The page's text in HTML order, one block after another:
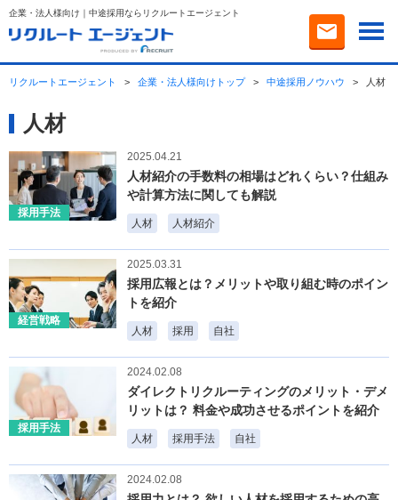
企業・法人様向け｜中途採用ならリクルートエージェント
リクルートエージェント > 企業・法人様向けトップ > 中途採用ノウハウ > 人材
人材
採用手法
2025.04.21
人材紹介の手数料の相場はどれくらい？仕組み
や計算方法に関しても解説
人材 人材紹介
経営戦略
2025.03.31
採用広報とは？メリットや取り組む時のポイン
トを紹介
人材 採用 自社
採用手法
2024.02.08
ダイレクトリクルーティングのメリット・デメ
リットは？ 料金や成功させるポイントを紹介
人材 採用手法 自社
2024.02.08